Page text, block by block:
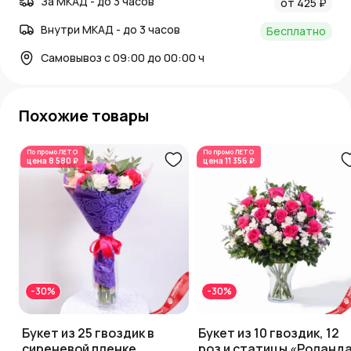
Внутри МКАД - до 3 часов
Бесплатно
Самовывоз с 09:00 до 00:00 ч
Похожие товары
По промоЛЕТО
цена 8 580 ₽
-30%
Букет из 25 гвоздик в
По промоЛЕТО
цена 11 356 ₽
-30%
Букет из 10 гвоздик, 12